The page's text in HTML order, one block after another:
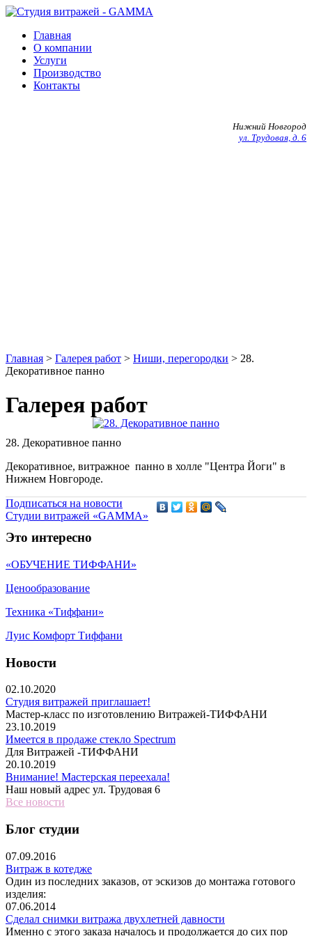
Главная
О компании
Услуги
Производство
Контакты
Нижний Новгород
ул. Трудовая, д. 6
Главная > Галерея работ > Ниши, перегородки > 28.
Декоративное панно
Галерея работ
28. Декоративное панно
Декоративное, витражное панно в холле "Центра Йоги" в
Нижнем Новгороде.
Подписаться на новости
Студии витражей «GAMMA»
Это интересно
«ОБУЧЕНИЕ ТИФФАНИ»
Ценообразование
Техника «Тиффани»
Луис Комфорт Тиффани
Новости
02.10.2020
Студия витражей приглашает!
Мастер-класс по изготовлению Витражей-ТИФФАНИ
23.10.2019
Имеется в продаже стекло Spectrum
Для Витражей -ТИФФАНИ
20.10.2019
Внимание! Мастерская переехала!
Наш новый адрес ул. Трудовая 6
Все новости
Блог студии
07.09.2016
Витраж в котедже
Один из последних заказов, от эскизов до монтажа готового
изделия:
07.06.2014
Сделал снимки витража двухлетней давности
Именно с этого заказа началось и продолжается до сих пор